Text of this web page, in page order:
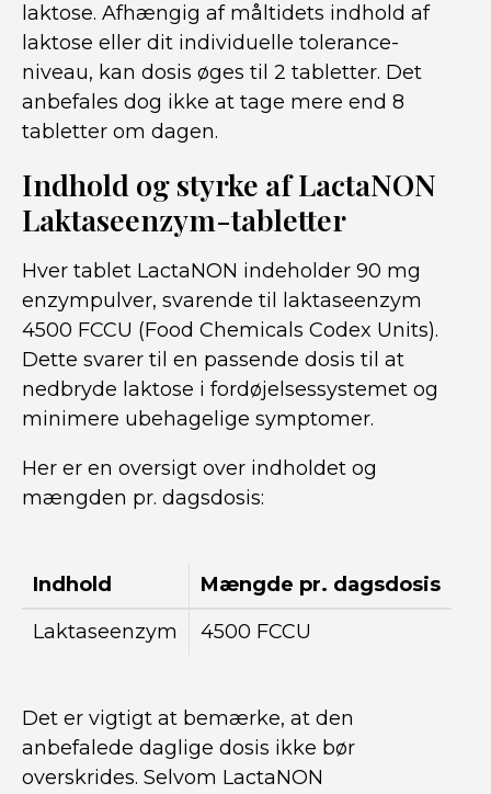
laktose. Afhængig af måltidets indhold af
laktose eller dit individuelle tolerance-
niveau, kan dosis øges til 2 tabletter. Det
anbefales dog ikke at tage mere end 8
tabletter om dagen.
Indhold og styrke af LactaNON
Laktaseenzym-tabletter
Hver tablet LactaNON indeholder 90 mg
enzympulver, svarende til laktaseenzym
4500 FCCU (Food Chemicals Codex Units).
Dette svarer til en passende dosis til at
nedbryde laktose i fordøjelsessystemet og
minimere ubehagelige symptomer.
Her er en oversigt over indholdet og
mængden pr. dagsdosis:
Indhold
Mængde pr. dagsdosis
Laktaseenzym
4500 FCCU
Det er vigtigt at bemærke, at den
anbefalede daglige dosis ikke bør
overskrides. Selvom LactaNON